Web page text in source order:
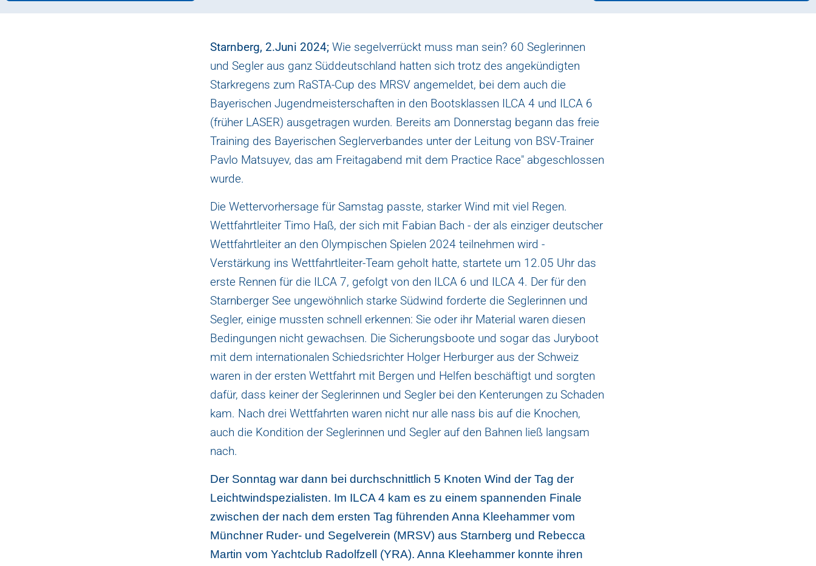
Starnberg, 2.Juni 2024; Wie segelverrückt muss man sein? 60 Seglerinnen
und Segler aus ganz Süddeutschland hatten sich trotz des angekündigten
Starkregens zum RaSTA-Cup des MRSV angemeldet, bei dem auch die
Bayerischen Jugendmeisterschaften in den Bootsklassen ILCA 4 und ILCA 6
(früher LASER) ausgetragen wurden. Bereits am Donnerstag begann das freie
Training des Bayerischen Seglerverbandes unter der Leitung von BSV-Trainer
Pavlo Matsuyev, das am Freitagabend mit dem Practice Race" abgeschlossen
wurde.
Die Wettervorhersage für Samstag passte, starker Wind mit viel Regen.
Wettfahrtleiter Timo Haß, der sich mit Fabian Bach - der als einziger deutscher
Wettfahrtleiter an den Olympischen Spielen 2024 teilnehmen wird -
Verstärkung ins Wettfahrtleiter-Team geholt hatte, startete um 12.05 Uhr das
erste Rennen für die ILCA 7, gefolgt von den ILCA 6 und ILCA 4. Der für den
Starnberger See ungewöhnlich starke Südwind forderte die Seglerinnen und
Segler, einige mussten schnell erkennen: Sie oder ihr Material waren diesen
Bedingungen nicht gewachsen. Die Sicherungsboote und sogar das Juryboot
mit dem internationalen Schiedsrichter Holger Herburger aus der Schweiz
waren in der ersten Wettfahrt mit Bergen und Helfen beschäftigt und sorgten
dafür, dass keiner der Seglerinnen und Segler bei den Kenterungen zu Schaden
kam. Nach drei Wettfahrten waren nicht nur alle nass bis auf die Knochen,
auch die Kondition der Seglerinnen und Segler auf den Bahnen ließ langsam
nach.
Der Sonntag war dann bei durchschnittlich 5 Knoten Wind der Tag der
Leichtwindspezialisten. Im ILCA 4 kam es zu einem spannenden Finale
zwischen der nach dem ersten Tag führenden Anna Kleehammer vom
Münchner Ruder- und Segelverein (MRSV) aus Starnberg und Rebecca
Martin vom Yachtclub Radolfzell (YRA). Anna Kleehammer konnte ihren